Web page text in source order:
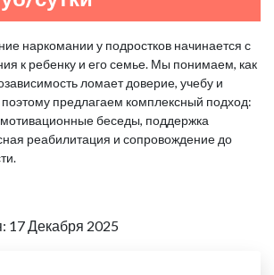
наркомании у подростков начинается с
к ребенку и его семье. Мы понимаем, как
ломает доверие, учебу и
предлагаем комплексный подход:
беседы, поддержка
реабилитация и сопровождение до
17 Декабря 2025